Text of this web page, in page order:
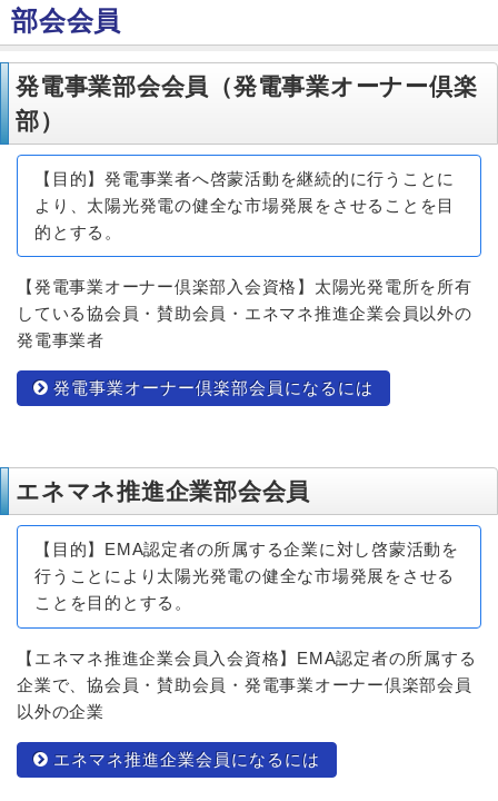
部会会員
発電事業部会会員（発電事業オーナー倶楽
部）
【目的】発電事業者へ啓蒙活動を継続的に行うことに
より、太陽光発電の健全な市場発展をさせることを目
的とする。
【発電事業オーナー倶楽部入会資格】太陽光発電所を所有
している協会員・賛助会員・エネマネ推進企業会員以外の
発電事業者
発電事業オーナー倶楽部会員になるには
エネマネ推進企業部会会員
【目的】EMA認定者の所属する企業に対し啓蒙活動を
行うことにより太陽光発電の健全な市場発展をさせる
ことを目的とする。
【エネマネ推進企業会員入会資格】EMA認定者の所属する
企業で、協会員・賛助会員・発電事業オーナー倶楽部会員
以外の企業
エネマネ推進企業会員になるには